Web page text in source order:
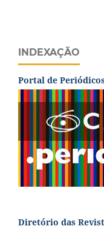
INDEXAÇÃO
Portal de
Diretório das